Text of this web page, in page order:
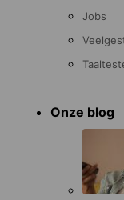
Jobs
Onze blog